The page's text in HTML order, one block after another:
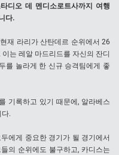
디오 데 멘디소로트사까지 여행
다.
재 라리가 산탄데르 순위에서 26
는 레알 마드리드를 자신의 잔디
를 놀라게 한 신규 승격팀에게 좋
기록하고 있기 때문에, 알라베스
.
에게 중요한 경기가 될 경기에서
의 순위에도 불구하고, 카디스는